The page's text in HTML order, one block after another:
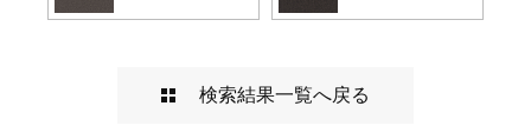
検索結果一覧へ戻る